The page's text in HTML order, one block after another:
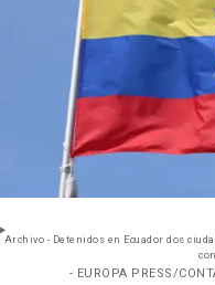
Archivo - Detenidos en Ecuador dos
- EUROPA PRESS/